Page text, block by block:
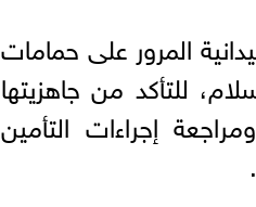
المرور على حمامات
للتأكد من جاهزيتها
إجراءات التأمين